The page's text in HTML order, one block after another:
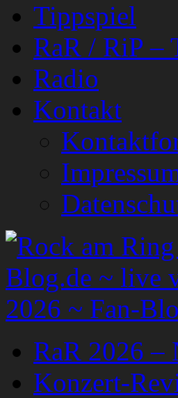
Tippspiel
RaR / RiP –
Radio
Kontakt
RaR 2026 –
Konzert-